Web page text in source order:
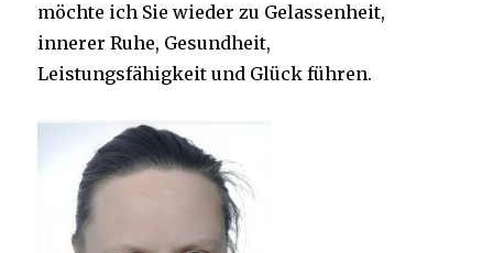
möchte ich Sie wieder zu Gelassenheit,
innerer Ruhe, Gesundheit,
Leistungsfähigkeit und Glück führen.